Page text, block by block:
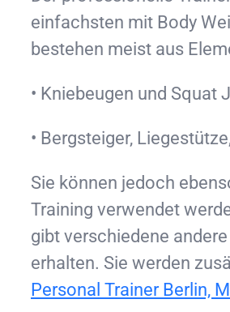
einfachsten mit Body
bestehen meist aus
• Kniebeugen und Squat
• Bergsteiger,
Sie können jedoch
Training verwendet
gibt verschiedene
erhalten. Sie werden
Personal Trainer Berlin,